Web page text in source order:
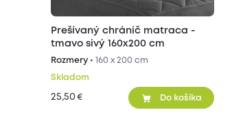
Prešívaný chránič matraca -
tmavo sivý 160x200 cm
Rozmery • 160 x 200 cm
Skladom
25,50 € Do košíka